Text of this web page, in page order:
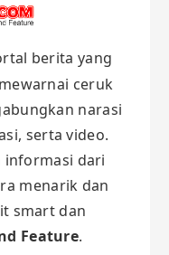
berita yang
ceruk
narasi
serta video.
informasi dari
menarik dan
smart dan
Feature.